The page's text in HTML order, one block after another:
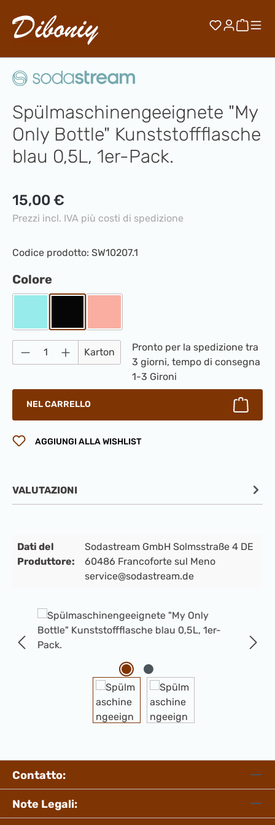
Passa al contenuto principale
Hai 0Il
Salta la galleria di immagini
Spülmaschinengeeignete "My
Only Bottle" Kunststoffflasche
blau 0,5L, 1er-Pack.
Prezzo normale:
15,00 €
Prezzi incl. IVA più costi di spedizione
Codice prodotto: SW10207.1
Seleziona
Colore
Quantità del prodotto: inserisci la
Karton
Pronto per la spedizione tra
3 giorni, tempo di consegna
1-3 Gironi
NEL CARRELLO
AGGIUNGI ALLA WISHLIST
VALUTAZIONI
Dati del
Produttore:
Sodastream GmbH Solmsstraße 4 DE
60486 Francoforte sul Meno
service@sodastream.de
Contatto:
Note Legali: